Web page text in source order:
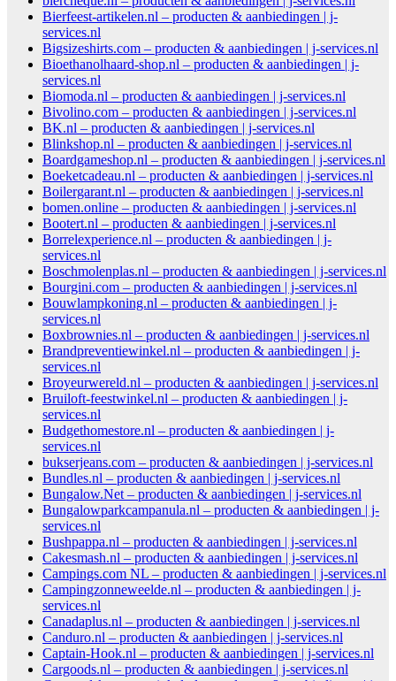
Bierfeest-artikelen.nl – producten & aanbiedingen | j-
services.nl
Bigsizeshirts.com – producten & aanbiedingen | j-services.nl
Bioethanolhaard-shop.nl – producten & aanbiedingen | j-
services.nl
Biomoda.nl – producten & aanbiedingen | j-services.nl
Bivolino.com – producten & aanbiedingen | j-services.nl
BK.nl – producten & aanbiedingen | j-services.nl
Blinkshop.nl – producten & aanbiedingen | j-services.nl
Boardgameshop.nl – producten & aanbiedingen | j-services.nl
Boeketcadeau.nl – producten & aanbiedingen | j-services.nl
Boilergarant.nl – producten & aanbiedingen | j-services.nl
bomen.online – producten & aanbiedingen | j-services.nl
Bootert.nl – producten & aanbiedingen | j-services.nl
Borrelexperience.nl – producten & aanbiedingen | j-
services.nl
Boschmolenplas.nl – producten & aanbiedingen | j-services.nl
Bourgini.com – producten & aanbiedingen | j-services.nl
Bouwlampkoning.nl – producten & aanbiedingen | j-
services.nl
Boxbrownies.nl – producten & aanbiedingen | j-services.nl
Brandpreventiewinkel.nl – producten & aanbiedingen | j-
services.nl
Broyeurwereld.nl – producten & aanbiedingen | j-services.nl
Bruiloft-feestwinkel.nl – producten & aanbiedingen | j-
services.nl
Budgethomestore.nl – producten & aanbiedingen | j-
services.nl
bukserjeans.com – producten & aanbiedingen | j-services.nl
Bundles.nl – producten & aanbiedingen | j-services.nl
Bungalow.Net – producten & aanbiedingen | j-services.nl
Bungalowparkcampanula.nl – producten & aanbiedingen | j-
services.nl
Bushpappa.nl – producten & aanbiedingen | j-services.nl
Cakesmash.nl – producten & aanbiedingen | j-services.nl
Campings.com NL – producten & aanbiedingen | j-services.nl
Campingzonneweelde.nl – producten & aanbiedingen | j-
services.nl
Canadaplus.nl – producten & aanbiedingen | j-services.nl
Canduro.nl – producten & aanbiedingen | j-services.nl
Captain-Hook.nl – producten & aanbiedingen | j-services.nl
Cargoods.nl – producten & aanbiedingen | j-services.nl